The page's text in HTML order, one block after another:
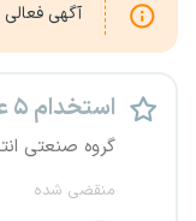
آگهی
استخدام ۵ عنوان شغلی
گروه صنعتی
منقضی شده